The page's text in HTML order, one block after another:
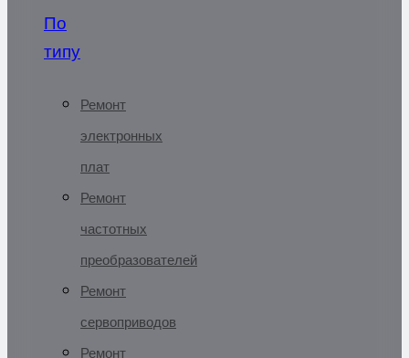
По
типу
Ремонт
электронных
плат
Ремонт
частотных
преобразователей
Ремонт
сервоприводов
Ремонт